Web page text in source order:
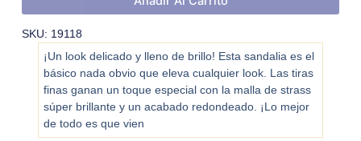
SKU: 19118
¡Un look delicado y lleno de brillo! Esta sandalia es el
básico nada obvio que eleva cualquier look. Las tiras
finas ganan un toque especial con la malla de strass
súper brillante y un acabado redondeado. ¡Lo mejor
de todo es que vien